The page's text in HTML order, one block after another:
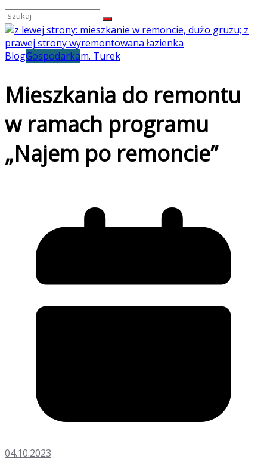
BlogGospodarkam. Turek
Mieszkania do remontu
w ramach programu
„Najem po remoncie”
04.10.2023